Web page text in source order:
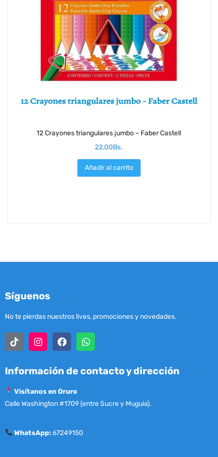
12 Crayones triangulares jumbo – Faber Castell
22,00Bs.
Añadir al carrito
Síguenos
No te pierdas nuestros lives, promociones y novedades.
Información de contacto y dirección
Visítanos en Oruro
Calle Washington #1709 (entre Sucre y Muguia).
WhatsApp:67249150